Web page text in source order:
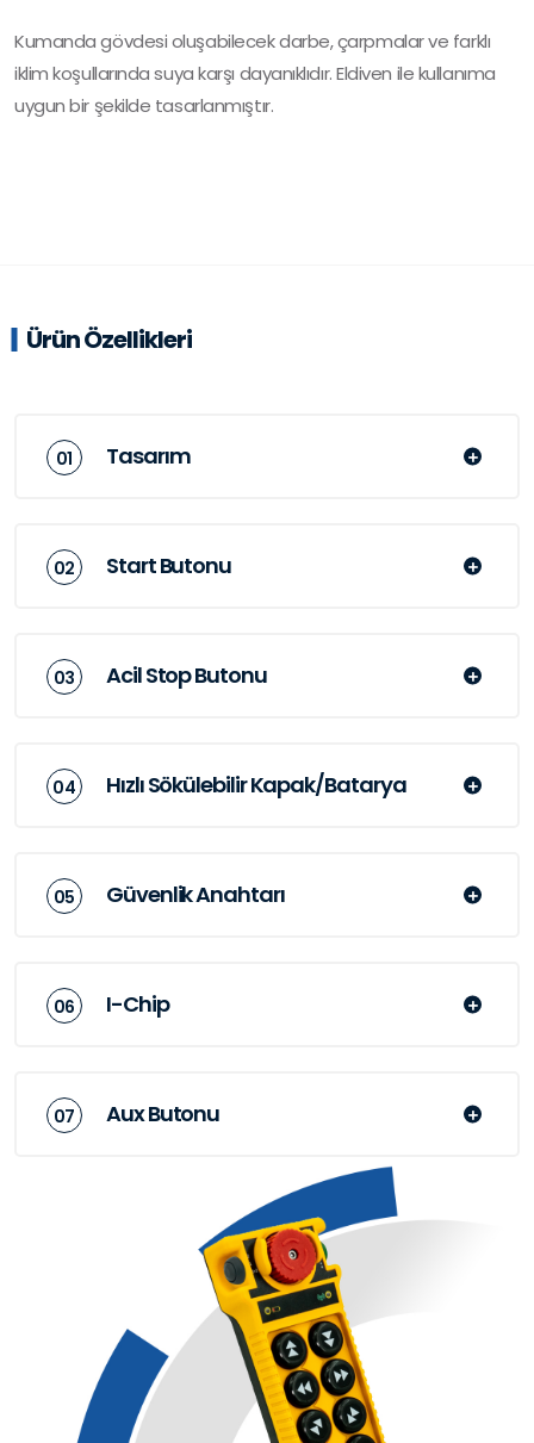
Kumanda gövdesi oluşabilecek darbe, çarpmalar ve farklı
iklim koşullarında suya karşı dayanıklıdır. Eldiven ile kullanıma
uygun bir şekilde tasarlanmıştır.
Ürün Özellikleri
Tasarım
Start Butonu
Acil Stop Butonu
Hızlı Sökülebilir Kapak/Batarya
Güvenlik Anahtarı
I-Chip
Aux Butonu